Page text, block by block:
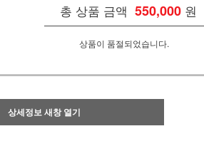
총 상품 금액 550,000 원
상품이 품절되었습니다.
상세정보 새창 열기